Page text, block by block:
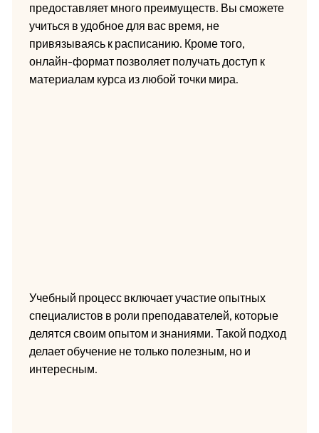
предоставляет много преимуществ. Вы сможете
учиться в удобное для вас время, не
привязываясь к расписанию. Кроме того,
онлайн-формат позволяет получать доступ к
материалам курса из любой точки мира.
Учебный процесс включает участие опытных
специалистов в роли преподавателей, которые
делятся своим опытом и знаниями. Такой подход
делает обучение не только полезным, но и
интересным.